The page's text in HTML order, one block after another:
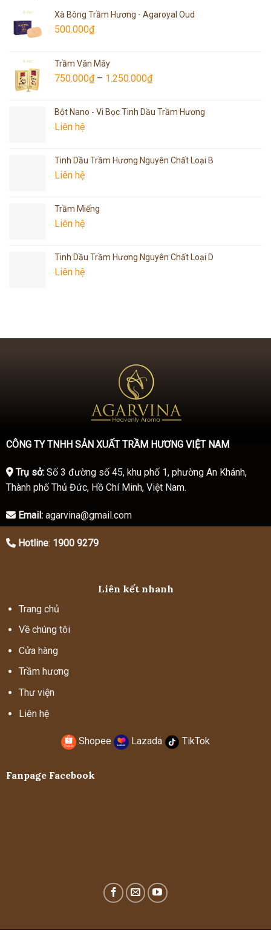
Xà Bông Trầm Hương - Agaroyal Oud
500.000₫
Trầm Vân Mây
750.000₫– 1.250.000₫
Bột Nano - Vi Bọc Tinh Dầu Trầm Hương
Liên hệ
Tinh Dầu Trầm Hương Nguyên Chất Loại B
Liên hệ
Trầm Miếng
Liên hệ
Tinh Dầu Trầm Hương Nguyên Chất Loại D
Liên hệ
CÔNG TY TNHH SẢN XUẤT TRẦM HƯƠNG VIỆT NAM
Trụ sở: Số 3 đường số 45, khu phố 1, phường An Khánh,
Thành phố Thủ Đức, Hồ Chí Minh, Việt Nam.
Email: agarvina@gmail.com
Hotline: 1900 9279
Liên kết nhanh
Trang chủ
Về chúng tôi
Cửa hàng
Trầm hương
Thư viện
Liên hệ
Shopee Lazada TikTok
Fanpage Facebook